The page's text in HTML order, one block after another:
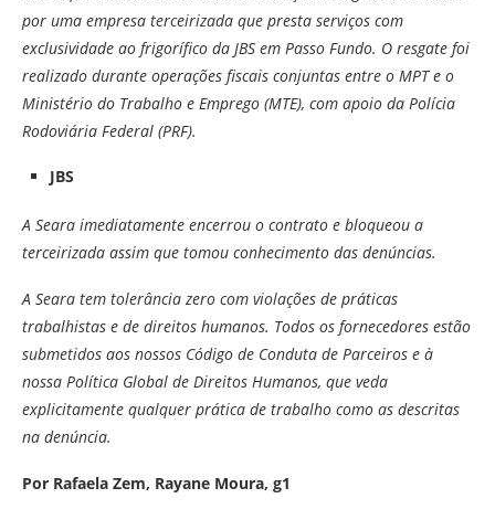
por uma empresa terceirizada que presta serviços com
exclusividade ao frigorífico da JBS em Passo Fundo. O resgate foi
realizado durante operações fiscais conjuntas entre o MPT e o
Ministério do Trabalho e Emprego (MTE), com apoio da Polícia
Rodoviária Federal (PRF).
JBS
A Seara imediatamente encerrou o contrato e bloqueou a
terceirizada assim que tomou conhecimento das denúncias.
A Seara tem tolerância zero com violações de práticas
trabalhistas e de direitos humanos. Todos os fornecedores estão
submetidos aos nossos Código de Conduta de Parceiros e à
nossa Política Global de Direitos Humanos, que veda
explicitamente qualquer prática de trabalho como as descritas
na denúncia.
Por Rafaela Zem, Rayane Moura, g1